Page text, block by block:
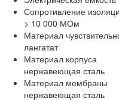
Сопротивление
> 10 000 МОм
Материал
лангатат
Материал корпуса
нержавеющая сталь
Материал мембраны
нержавеющая сталь